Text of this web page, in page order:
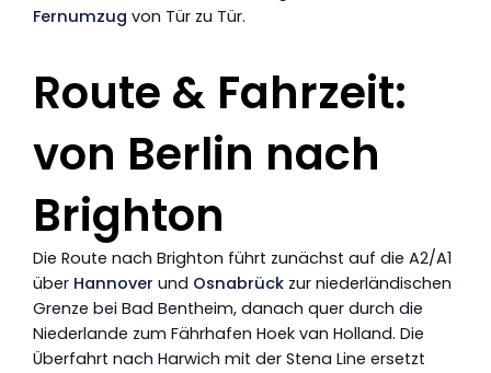
Fernumzug von Tür zu Tür.
Route & Fahrzeit:
von Berlin nach
Brighton
Die Route nach Brighton führt zunächst auf die A2/A1
über Hannover und Osnabrück zur niederländischen
Grenze bei Bad Bentheim, danach quer durch die
Niederlande zum Fährhafen Hoek van Holland. Die
Überfahrt nach Harwich mit der Stena Line ersetzt